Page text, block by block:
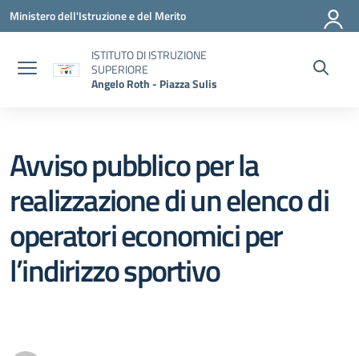
Vai ai contenuti
Vai al menu di navigazione
Vai al footer
Ministero dell'Istruzione e del Merito
ISTITUTO DI ISTRUZIONE
SUPERIORE
Angelo Roth - Piazza Sulis
Avviso pubblico per la
realizzazione di un elenco di
operatori economici per
l’indirizzo sportivo